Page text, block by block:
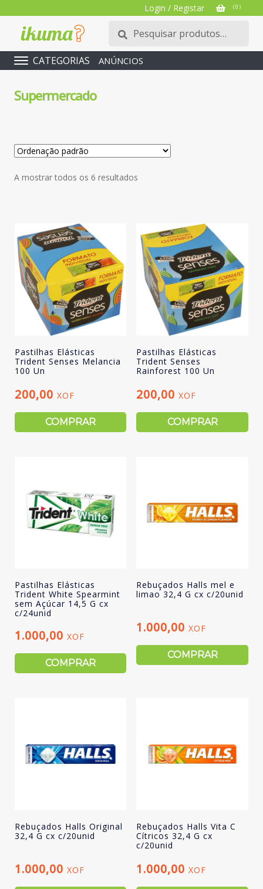
Login / Registar ( 0 )
Pesquisar
por:
Pesquisa
CATEGORIAS ANÚNCIOS
A mostrar todos os 6 resultados
Pastilhas Elásticas
Trident Senses Melancia
100 Un
200,00 XOF
COMPRAR
Pastilhas Elásticas
Trident Senses
Rainforest 100 Un
200,00XOF
COMPRAR
Pastilhas Elásticas
Trident White Spearmint
sem Açúcar 14,5 G cx
c/24unid
1.000,00 XOF
COMPRAR
Rebuçados Halls mel e
limao 32,4 G cx c/20unid
1.000,00XOF
COMPRAR
Rebuçados Halls Original
32,4 G cx c/20unid
1.000,00 XOF
Rebuçados Halls Vita C
Cítricos 32,4 G cx
c/20unid
1.000,00XOF
Supermercado